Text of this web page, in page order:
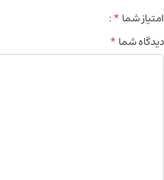
امتیاز شما*
دیدگاه شما*